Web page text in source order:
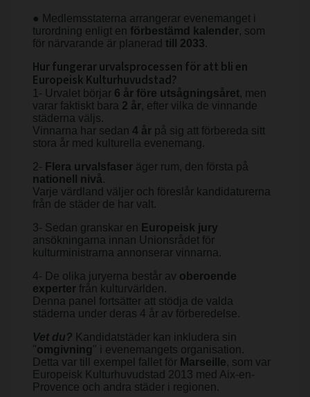
● Medlemsstaterna arrangerar evenemanget i
turordning enligt en förbestämd kalender, som
för närvarande är planerad till 2033.
Hur fungerar urvalsprocessen för att bli en
Europeisk Kulturhuvudstad?
1- Urvalet börjar 6 år före utsågningsåret, men
varar faktiskt bara 2 år, efter vilka de vinnande
städerna väljs.
Vinnarna har sedan 4 år på sig att förbereda sitt
stora år med kulturella evenemang.
2- Flera urvalsfaser äger rum, den första på
nationell nivå.
Varje värdland väljer och föreslår kandidaturerna
från de städer de har valt.
3- Sedan granskar en Europeisk jury
ansökningarna innan Unionsrådet för
kulturministrarna annonserar vinnarna.
4- De olika juryerna består av oberoende
experter från kulturvärlden.
Denna panel fortsätter att stödja de valda
städerna under deras 4 år av förberedelse.
Vet du? Kandidatstäder kan inkludera sin
"omgivning" i evenemangets organisation.
Detta var till exempel fallet för Marseille, som var
Europeisk Kulturhuvudstad 2013 med Aix-en-
Provence och andra städer i regionen.